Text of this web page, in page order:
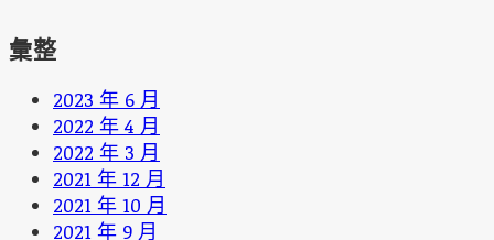
彙整
2023 年 6 月
2022 年 4 月
2022 年 3 月
2021 年 12 月
2021 年 10 月
2021 年 9 月